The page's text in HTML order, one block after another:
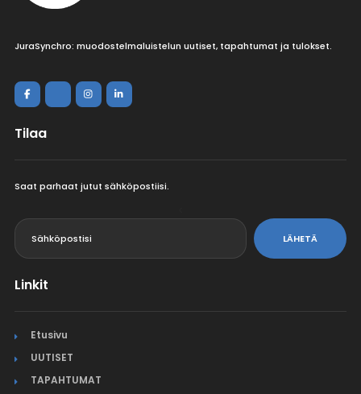
JuraSynchro: muodostelmaluistelun uutiset, tapahtumat ja tulokset.
Tilaa
Saat parhaat jutut sähköpostiisi.
LÄHETÄ
Linkit
Etusivu
UUTISET
TAPAHTUMAT